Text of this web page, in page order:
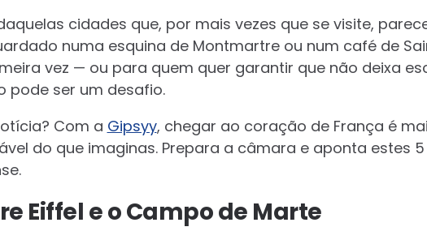
cidades que, por mais vezes que se visite,
numa esquina de Montmartre ou num café de
vez — ou para quem quer garantir que não deixa
pode ser um desafio.
Com a Gipsyy, chegar ao coração de França é
do que imaginas. Prepara a câmara e aponta estes
Eiffel e o Campo de Marte